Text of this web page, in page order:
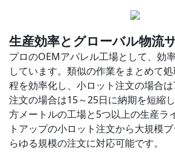
生産効率とグローバル物流
プロのOEMアパレル工場として、効
しています。類似の作業をまとめて
程を効率化し、小ロット注文の場合
注文の場合は15～25日に納期を短縮
方メートルの工場と5つ以上の生産ラ
トアップの小ロット注文から大規模
らゆる規模の注文に対応可能です。